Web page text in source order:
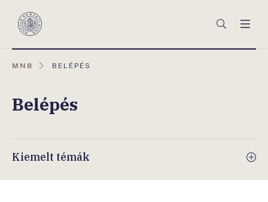
Magyar
Keresés
MNB
AKTUÁLIS
BELÉPÉS
Belépés
Kiemelt témák